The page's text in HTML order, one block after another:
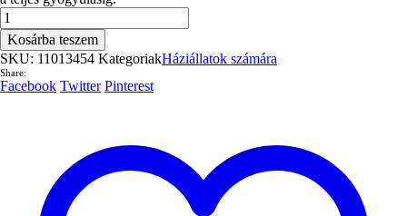
TRAUMEEL
Gél
ad
us.vet.
1X250g.
(11013454)
Kosárba teszem
SKU: 11013454 KategoriakHáziállatok számára
Share:
Facebook Twitter Pinterest